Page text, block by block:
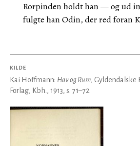
Rorpinden holdt han — og ud
fulgte han Odin, der red foran
KILDE
Kai Hoffmann: Hav og Rum, Gyldendalske
Forlag, Kbh., 1913, s. 71–72.